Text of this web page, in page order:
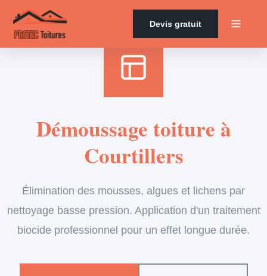
Devis gratuit
Démoussage toiture à
Courtillers
Élimination des mousses, algues et lichens par
nettoyage basse pression. Application d'un traitement
biocide professionnel pour un effet longue durée.